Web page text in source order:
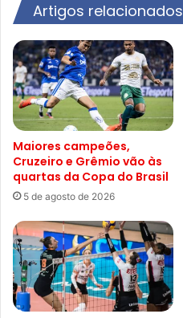
Artigos relacionados
Maiores campeões,
Cruzeiro e Grêmio vão às
quartas da Copa do Brasil
5 de agosto de 2026